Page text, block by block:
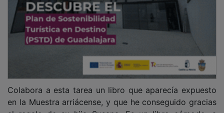
en la Muestra arriácense, y que he conseguido gracias
al regalo de su hija Susana. Es un libro cómodo, a